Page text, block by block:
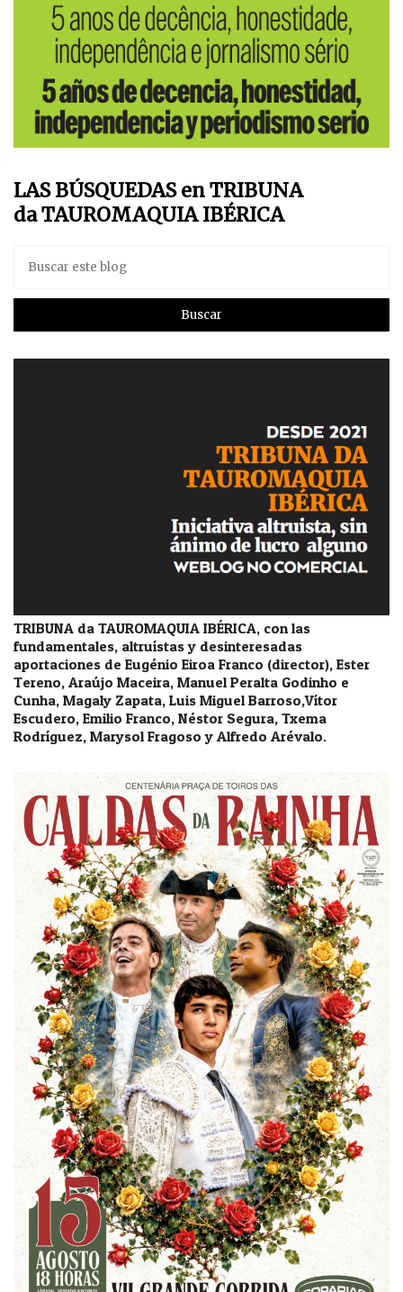
LAS BÚSQUEDAS en TRIBUNA
da TAUROMAQUIA IBÉRICA
TRIBUNA da TAUROMAQUIA IBÉRICA, con las
fundamentales, altruístas y desinteresadas
aportaciones de Eugénio Eiroa Franco (director), Ester
Tereno, Araújo Maceira, Manuel Peralta Godinho e
Cunha, Magaly Zapata, Luis Miguel Barroso,Vítor
Escudero, Emilio Franco, Néstor Segura, Txema
Rodríguez, Marysol Fragoso y Alfredo Arévalo.